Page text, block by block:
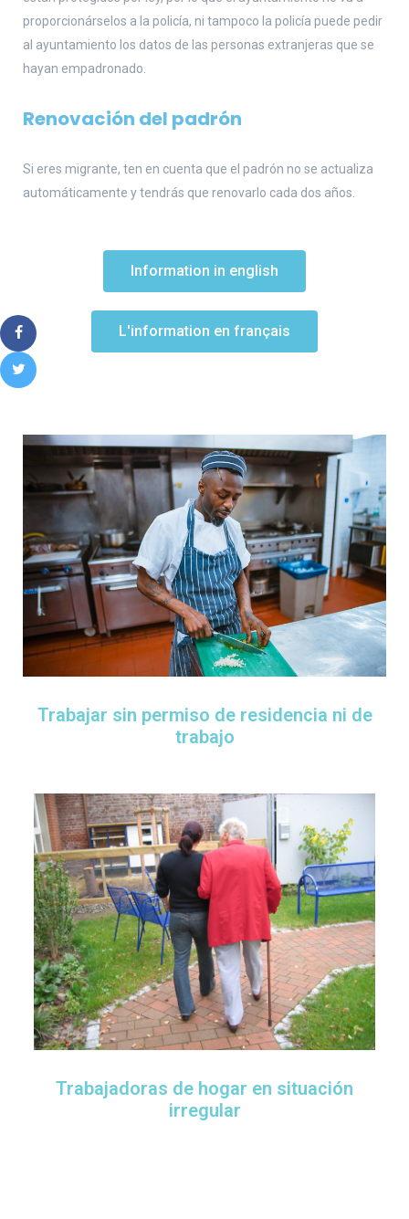
proporcionárselos a la policía, ni tampoco la policía puede pedir
al ayuntamiento los datos de las personas extranjeras que se
hayan empadronado.
Renovación del padrón
Si eres migrante, ten en cuenta que el padrón no se actualiza
automáticamente y tendrás que renovarlo cada dos años.
Information in english
L'information en français
Trabajar sin permiso de residencia ni de
trabajo
Trabajadoras de hogar en situación
irregular